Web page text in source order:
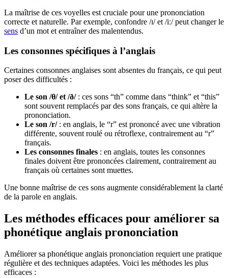
La maîtrise de ces voyelles est cruciale pour une prononciation
correcte et naturelle. Par exemple, confondre /ɪ/ et /iː/ peut changer le
sens d’un mot et entraîner des malentendus.
Les consonnes spécifiques à l’anglais
Certaines consonnes anglaises sont absentes du français, ce qui peut
poser des difficultés :
Le son /θ/ et /ð/: ces sons “th” comme dans “think” et “this”
sont souvent remplacés par des sons français, ce qui altère la
prononciation.
Le son /r/: en anglais, le “r” est prononcé avec une vibration
différente, souvent roulé ou rétroflexe, contrairement au “r”
français.
Les consonnes finales : en anglais, toutes les consonnes
finales doivent être prononcées clairement, contrairement au
français où certaines sont muettes.
Une bonne maîtrise de ces sons augmente considérablement la clarté
de la parole en anglais.
Les méthodes efficaces pour améliorer sa
phonétique anglais prononciation
Améliorer sa phonétique anglais prononciation requiert une pratique
régulière et des techniques adaptées. Voici les méthodes les plus
efficaces :